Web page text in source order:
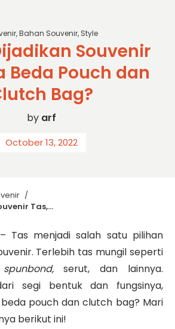
,Bahan Souvenir, Style
Souvenir
Beda Pouch dan
Bag?
by arf
October 13, 2022
/
Sering Dijadikan Souvenir Tas, Apa Beda Pouch dan Clutch Bag?
– Tas menjadi salah satu pilihan
Terlebih tas mungil seperti
serut, dan lainnya.
segi bentuk dan fungsinya,
pouch dan clutch bag? Mari
berikut ini!